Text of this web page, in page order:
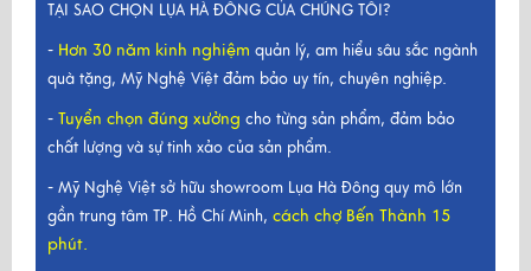
TẠI SAO CHỌN LỤA HÀ ĐÔNG CỦA CHÚNG TÔI?
- Hơn 30 năm kinh nghiệm quản lý, am hiểu sâu sắc ngành
quà tặng, Mỹ Nghệ Việt đảm bảo uy tín, chuyên nghiệp.
- Tuyển chọn đúng xưởng cho từng sản phẩm, đảm bảo
chất lượng và sự tinh xảo của sản phẩm.
- Mỹ Nghệ Việt sở hữu showroom Lụa Hà Đông quy mô lớn
gần trung tâm TP. Hồ Chí Minh, cách chợ Bến Thành 15
phút.